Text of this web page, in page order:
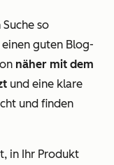
so
guten Blog-
näher mit dem
und eine klare
und finden
in Ihr Produkt